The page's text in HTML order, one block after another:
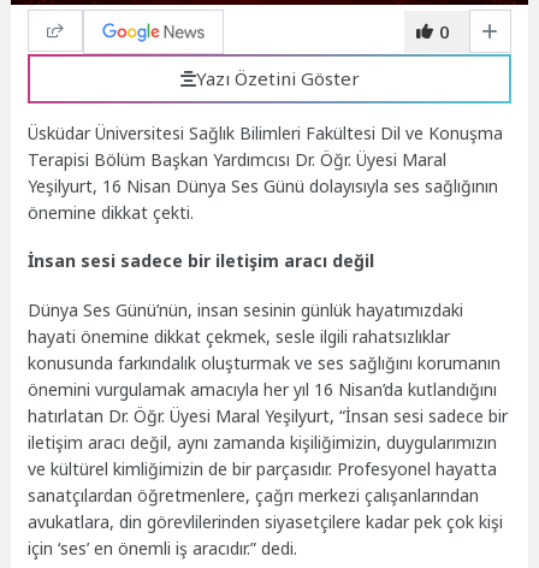
0
Yazı Özetini Göster
Üsküdar Üniversitesi Sağlık Bilimleri Fakültesi Dil ve Konuşma
Terapisi Bölüm Başkan Yardımcısı Dr. Öğr. Üyesi Maral
Yeşilyurt, 16 Nisan Dünya Ses Günü dolayısıyla ses sağlığının
önemine dikkat çekti.
İnsan sesi sadece bir iletişim aracı değil
Dünya Ses Günü’nün, insan sesinin günlük hayatımızdaki
hayati önemine dikkat çekmek, sesle ilgili rahatsızlıklar
konusunda farkındalık oluşturmak ve ses sağlığını korumanın
önemini vurgulamak amacıyla her yıl 16 Nisan’da kutlandığını
hatırlatan Dr. Öğr. Üyesi Maral Yeşilyurt, “İnsan sesi sadece bir
iletişim aracı değil, aynı zamanda kişiliğimizin, duygularımızın
ve kültürel kimliğimizin de bir parçasıdır. Profesyonel hayatta
sanatçılardan öğretmenlere, çağrı merkezi çalışanlarından
avukatlara, din görevlilerinden siyasetçilere kadar pek çok kişi
için ‘ses’ en önemli iş aracıdır.” dedi.